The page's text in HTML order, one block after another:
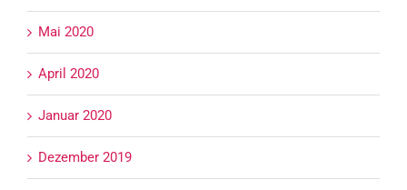
Mai 2020
April 2020
Januar 2020
Dezember 2019